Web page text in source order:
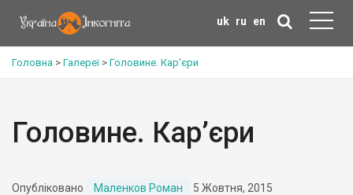
uk ru en
Головна > Галереї> Головине. Кар’єри
Головине. Кар’єри
Опубліковано Маленков Роман 5 Жовтня, 2015